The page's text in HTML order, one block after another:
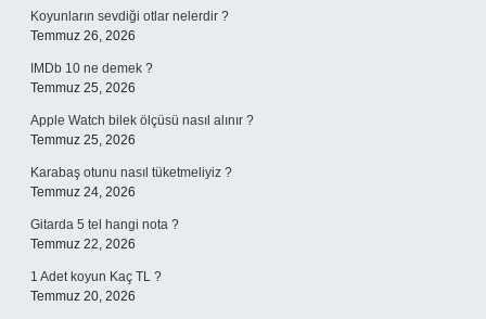
Koyunların sevdiği otlar nelerdir ?
Temmuz 26, 2026
IMDb 10 ne demek ?
Temmuz 25, 2026
Apple Watch bilek ölçüsü nasıl alınır ?
Temmuz 25, 2026
Karabaş otunu nasıl tüketmeliyiz ?
Temmuz 24, 2026
Gitarda 5 tel hangi nota ?
Temmuz 22, 2026
1 Adet koyun Kaç TL ?
Temmuz 20, 2026